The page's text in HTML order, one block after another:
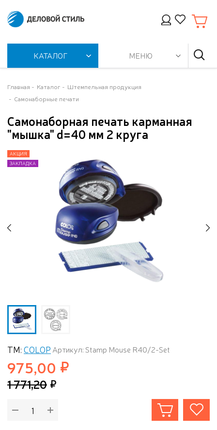
КАТАЛОГ МЕНЮ
Главная Каталог
Штемпельная продукция
Самонаборные печати
Самонаборная печать карманная
"мышка" d=40 мм 2 круга
АКЦИЯ
ЗАКЛАДКА
АКЦИЯ
ЗАКЛАДКА
АКЦИЯ
ЗАКЛАДКА
ТМ: COLOP Артикул: Stamp Mouse R40/2-Set
975,00
1 771,20